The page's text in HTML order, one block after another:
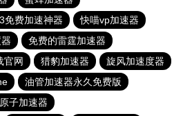
免费加速神器
快喵vp加速器
免费的雷霆加速器
官网
猎豹加速器
旋风加速度器
油管加速器永久免费版
原子加速器